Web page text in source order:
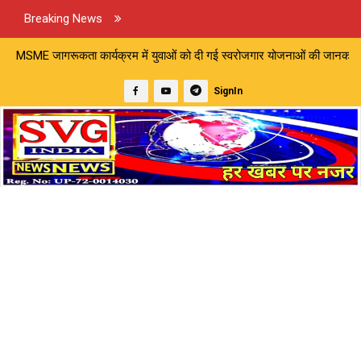
Breaking News
में युवाओं को दी गई स्वरोजगार योजनाओं की जानकारी | डीजल
SignIn